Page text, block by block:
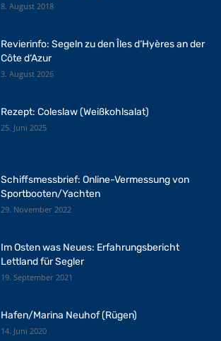
8. August 2018
Revierinfo: Segeln zu den Îles d‘Hyères an der
Côte d‘Azur
3. August 2026
Rezept: Coleslaw (Weißkohlsalat)
25. Juni 2025
Schiffsmessbrief: Online-Vermessung von
Sportbooten/Yachten
29. November 2022
Im Osten was Neues: Erfahrungsbericht
Lettland für Segler
19. September 2021
Hafen/Marina Neuhof (Rügen)
14. Juni 2020